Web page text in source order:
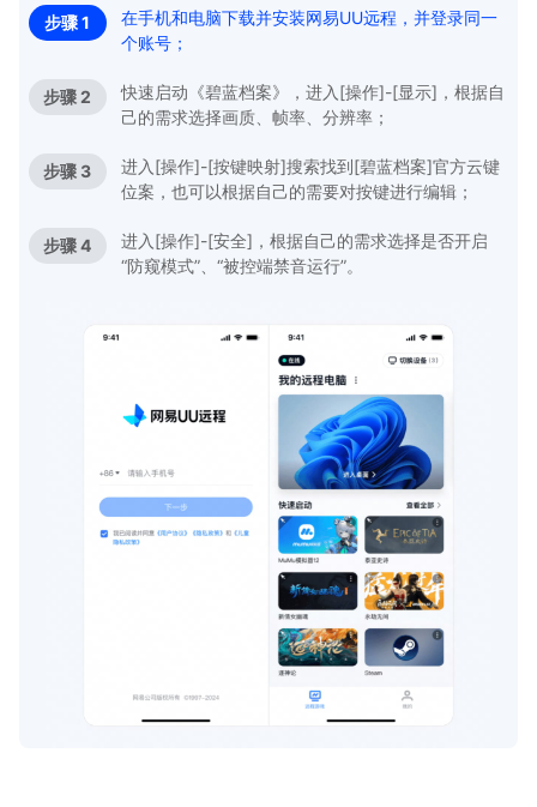
步骤 1
在手机和电脑下载并安装网易UU远程，并登录同一
个账号；
步骤 2
快速启动《碧蓝档案》，进入[操作]-[显示]，根据自
己的需求选择画质、帧率、分辨率；
步骤 3
进入[操作]-[按键映射]搜索找到[碧蓝档案]官方云键
位案，也可以根据自己的需要对按键进行编辑；
步骤 4
进入[操作]-[安全]，根据自己的需求选择是否开启
“防窥模式”、“被控端禁音运行”。